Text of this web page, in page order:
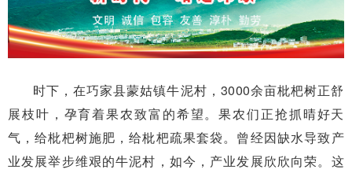
时下，在巧家县蒙姑镇牛泥村，3000余亩枇杷树正舒
展枝叶，孕育着果农致富的希望。果农们正抢抓晴好天
气，给枇杷树施肥，给枇杷疏果套袋。曾经因缺水导致产
业发展举步维艰的牛泥村，如今，产业发展欣欣向荣。这